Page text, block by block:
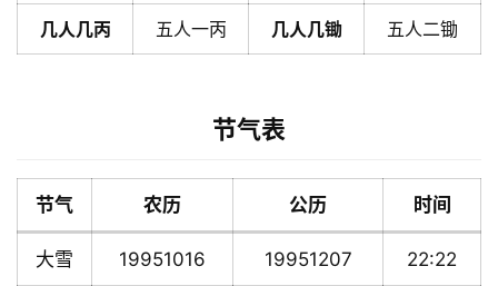
几人几丙 五人一丙 几人几锄 五人二锄
节气表
节气 农历 公历 时间
大雪 19951016 19951207 22:22